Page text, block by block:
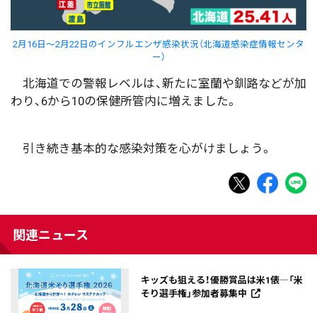
2月16日～2月22日のインフルエンザ感染状況（北海道感染症情報センタ
ー）
北海道での警報レベルは、新たに室蘭や釧路などが加
わり、6から10の保健所管内に増えました。
引き続き基本的な感染対策を心がけましょう。
関連ニュース
キッズも狙える！優勝賞品は米1俵―「米
そり選手権」参加者募集中